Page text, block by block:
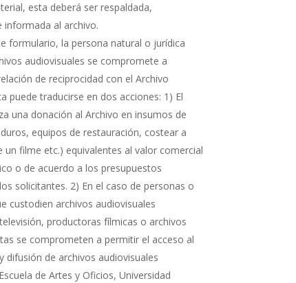
esta deberá ser respaldada,
informada al archivo.
formulario, la persona natural o jurídica
audiovisuales se compromete a
de reciprocidad con el Archivo
puede traducirse en dos acciones: 1) El
una donación al Archivo en insumos de
equipos de restauración, costear a
un filme etc.) equivalentes al valor comercial
o de acuerdo a los presupuestos
solicitantes. 2) En el caso de personas o
custodien archivos audiovisuales
productoras fílmicas o archivos
se comprometen a permitir el acceso al
difusión de archivos audiovisuales
de Artes y Oficios, Universidad